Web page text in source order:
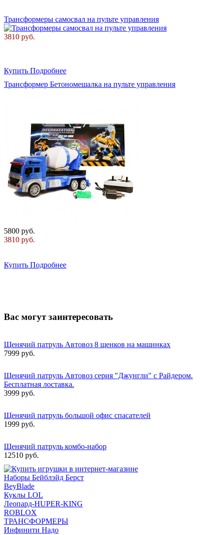
Трансформеры самосвал на пульте управления
3810 руб.
Купить Подробнее
Трансформер Бетономешалка на пульте управления
5800 руб.
3810 руб.
Купить Подробнее
Вас могут заинтересовать
Щенячий патруль Автовоз 8 щенков на машинках
7999 руб.
Щенячий патруль Автовоз серия "Джунгли" с Райдером.
Бесплатная лоставка.
3999 руб.
Щенячий патруль большой офис спасателей
1999 руб.
Щенячий патруль комбо-набор
12510 руб.
Наборы Бейблэйд Берст
BeyBlade
Куклы LOL
Леопард-HUPER-KING
ROBLOX
ТРАНСФОРМЕРЫ
Инфинити Надо